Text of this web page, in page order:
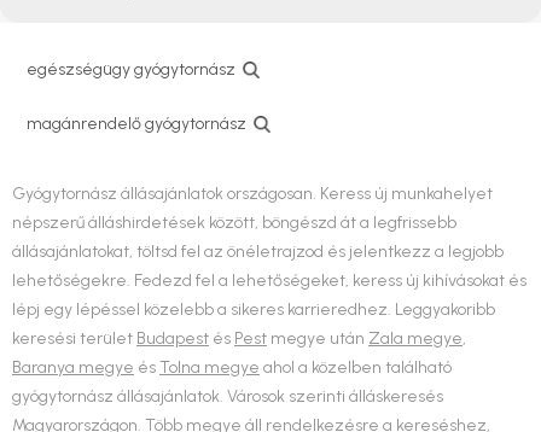
egészségügy gyógytornász
magánrendelő gyógytornász
Gyógytornász állásajánlatok országosan. Keress új munkahelyet
népszerű álláshirdetések között, böngészd át a legfrissebb
állásajánlatokat, töltsd fel az önéletrajzod és jelentkezz a legjobb
lehetőségekre. Fedezd fel a lehetőségeket, keress új kihívásokat és
lépj egy lépéssel közelebb a sikeres karrieredhez. Leggyakoribb
keresési terület Budapest és Pest megye után Zala megye,
Baranya megye ésTolna megye ahol a közelben található
gyógytornász állásajánlatok. Városok szerinti álláskeresés
Magyarországon. Több megye áll rendelkezésre a kereséshez,